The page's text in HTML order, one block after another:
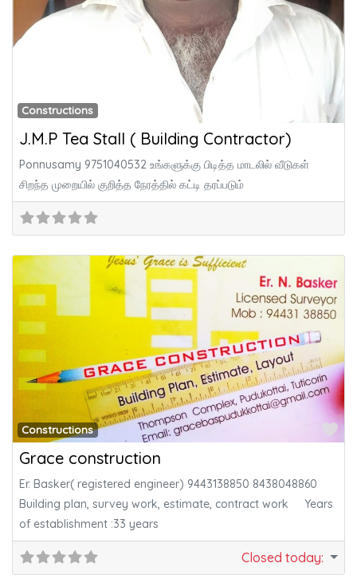
Constructions
J.M.P Tea Stall ( Building Contractor)
Ponnusamy 9751040532 உங்களுக்கு பிடித்த மாடலில் வீடுகள்
சிறந்த முறையில் குறித்த நேரத்தில் கட்டி தரப்படும்
Constructions
Grace construction
Er. Basker( registered engineer) 9443138850 8438048860
Building plan, survey work, estimate, contract work Years
of establishment :33 years
Closed today: